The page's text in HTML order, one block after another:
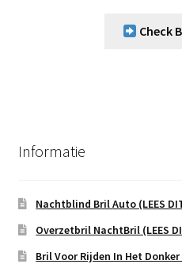
Check
Informatie
Nachtblind Bril Auto (LEES
Overzetbril NachtBril (LEES
Bril Voor Rijden In Het Donker